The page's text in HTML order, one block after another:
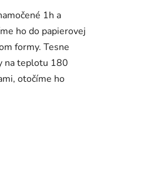
1h a
ho do papierovej
formy. Tesne
na teplotu 180
otočíme ho